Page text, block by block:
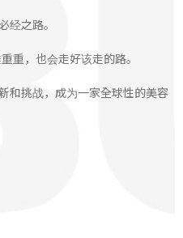
经之路。
重，也会走好该走的路。
和挑战，成为一家全球性的美容